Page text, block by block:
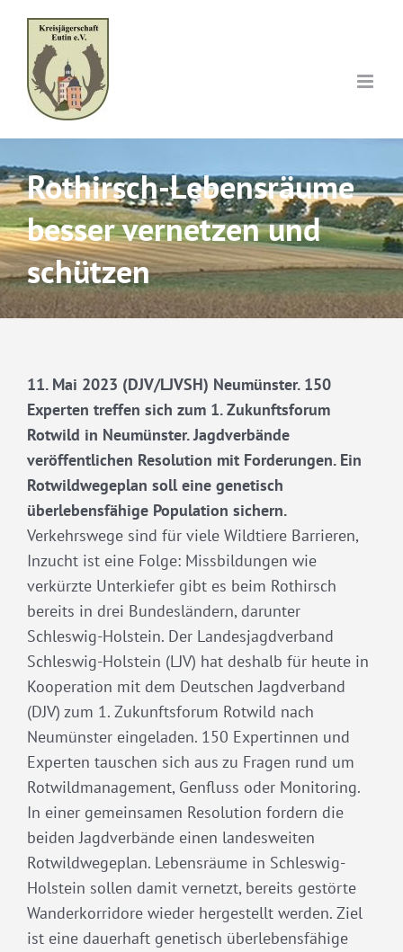
content
Rothirsch-Lebensräume
besser vernetzen und
schützen
11. Mai 2023 (DJV/LJVSH) Neumünster. 150
Experten treffen sich zum 1. Zukunftsforum
Rotwild in Neumünster. Jagdverbände
veröffentlichen Resolution mit Forderungen. Ein
Rotwildwegeplan soll eine genetisch
überlebensfähige Population sichern.
Verkehrswege sind für viele Wildtiere Barrieren,
Inzucht ist eine Folge: Missbildungen wie
verkürzte Unterkiefer gibt es beim Rothirsch
bereits in drei Bundesländern, darunter
Schleswig-Holstein. Der Landesjagdverband
Schleswig-Holstein (LJV) hat deshalb für heute in
Kooperation mit dem Deutschen Jagdverband
(DJV) zum 1. Zukunftsforum Rotwild nach
Neumünster eingeladen. 150 Expertinnen und
Experten tauschen sich aus zu Fragen rund um
Rotwildmanagement, Genfluss oder Monitoring.
In einer gemeinsamen Resolution fordern die
beiden Jagdverbände einen landesweiten
Rotwildwegeplan. Lebensräume in Schleswig-
Holstein sollen damit vernetzt, bereits gestörte
Wanderkorridore wieder hergestellt werden. Ziel
ist eine dauerhaft genetisch überlebensfähige